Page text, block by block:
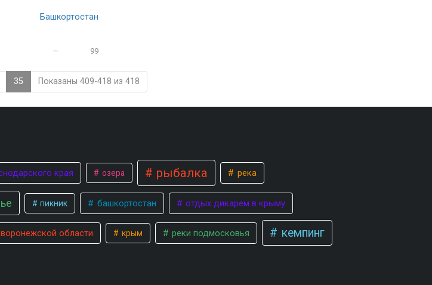
Башкортостан
— 99
35 Показаны 409-418 из 418
края озера рыбалка река
пикник башкортостан отдых дикарем в крыму
области крым реки подмосковья кемпинг